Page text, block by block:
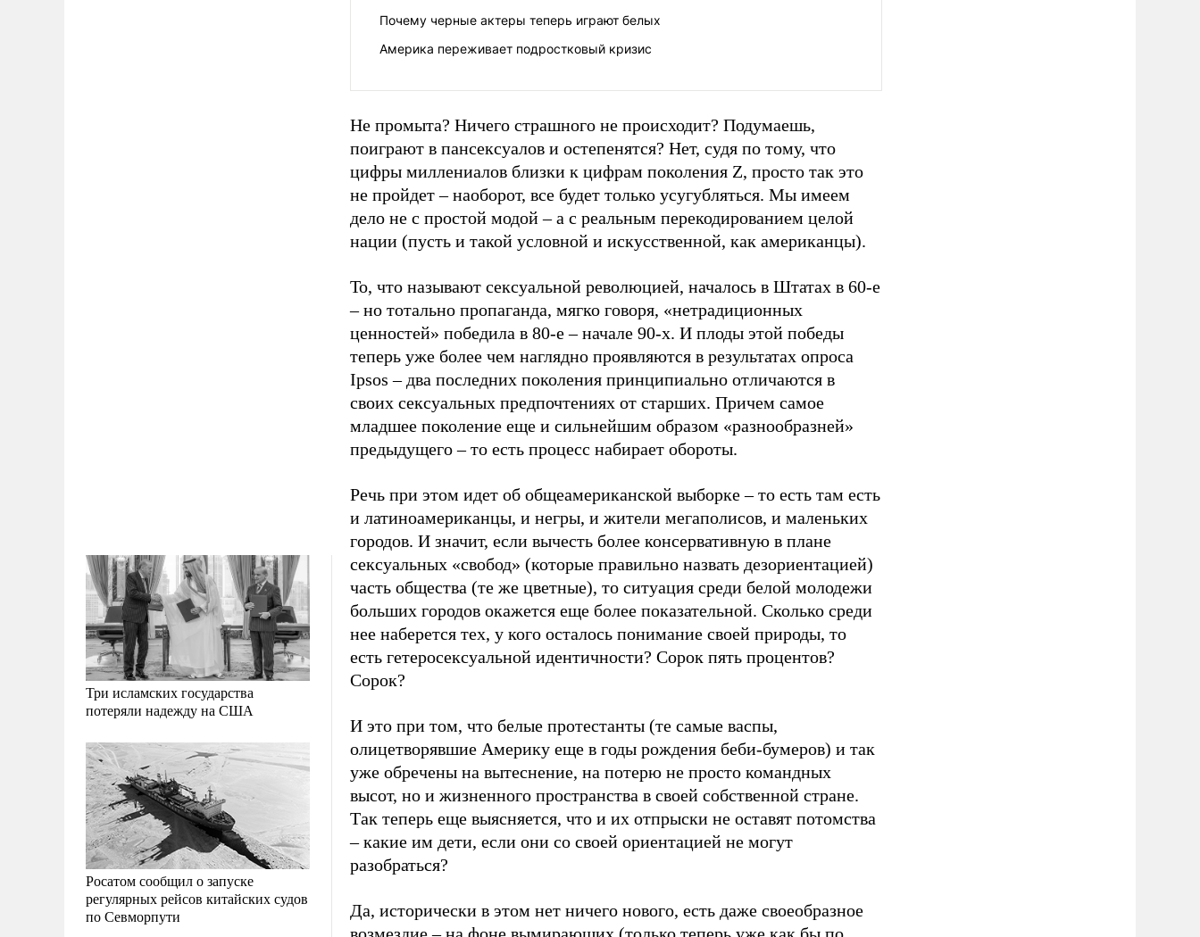
Три исламских государства
потеряли надежду на США
Росатом сообщил о запуске
регулярных рейсов китайских судов
по Севморпути
Почему черные актеры теперь играют белых
Америка переживает подростковый кризис
Не промыта? Ничего страшного не происходит? Подумаешь,
поиграют в пансексуалов и остепенятся? Нет, судя по тому, что
цифры миллениалов близки к цифрам поколения Z, просто так это
не пройдет – наоборот, все будет только усугубляться. Мы имеем
дело не с простой модой – а с реальным перекодированием целой
нации (пусть и такой условной и искусственной, как американцы).
То, что называют сексуальной революцией, началось в Штатах в 60-е
– но тотально пропаганда, мягко говоря, «нетрадиционных
ценностей» победила в 80-е – начале 90-х. И плоды этой победы
теперь уже более чем наглядно проявляются в результатах опроса
Ipsos – два последних поколения принципиально отличаются в
своих сексуальных предпочтениях от старших. Причем самое
младшее поколение еще и сильнейшим образом «разнообразней»
предыдущего – то есть процесс набирает обороты.
Речь при этом идет об общеамериканской выборке – то есть там есть
и латиноамериканцы, и негры, и жители мегаполисов, и маленьких
городов. И значит, если вычесть более консервативную в плане
сексуальных «свобод» (которые правильно назвать дезориентацией)
часть общества (те же цветные), то ситуация среди белой молодежи
больших городов окажется еще более показательной. Сколько среди
нее наберется тех, у кого осталось понимание своей природы, то
есть гетеросексуальной идентичности? Сорок пять процентов?
Сорок?
И это при том, что белые протестанты (те самые васпы,
олицетворявшие Америку еще в годы рождения беби-бумеров) и так
уже обречены на вытеснение, на потерю не просто командных
высот, но и жизненного пространства в своей собственной стране.
Так теперь еще выясняется, что и их отпрыски не оставят потомства
– какие им дети, если они со своей ориентацией не могут
разобраться?
Да, исторически в этом нет ничего нового, есть даже своеобразное